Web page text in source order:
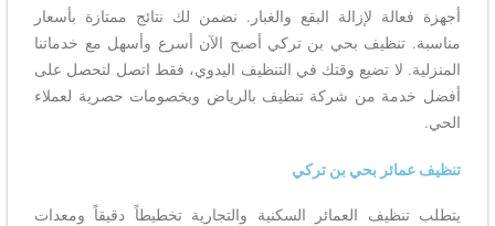
أجهزة فعالة لإزالة البقع والغبار. نضمن لك نتائج ممتازة بأسعار
مناسبة. تنظيف بحي بن تركي أصبح الآن أسرع وأسهل مع خدماتنا
المنزلية. لا تضيع وقتك في التنظيف اليدوي، فقط اتصل لتحصل على
أفضل خدمة من شركة تنظيف بالرياض وبخصومات حصرية لعملاء
الحي.
تنظيف عمائر بحي بن تركي
يتطلب تنظيف العمائر السكنية والتجارية تخطيطاً دقيقاً ومعدات